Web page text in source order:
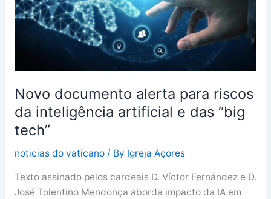
Novo documento alerta para riscos
da inteligência artificial e das “big
tech”
noticias do vaticano/ By Igreja Açores
Texto assinado pelos cardeais D. Víctor Fernández e D.
José Tolentino Mendonça aborda impacto da IA em
inteligência
artificial